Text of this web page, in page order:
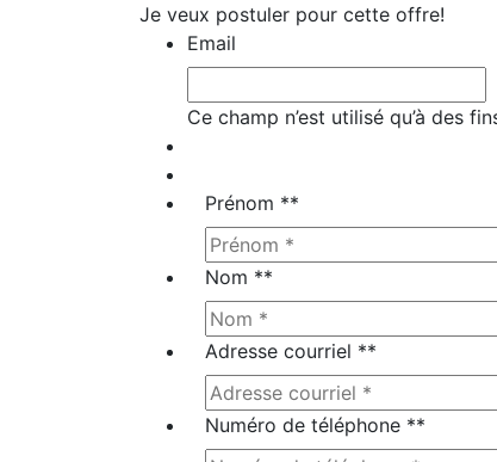
Je veux postuler pour cette offre!
Email
Ce champ n’est utilisé qu’à des
Prénom **
Nom **
Adresse courriel **
Numéro de téléphone **